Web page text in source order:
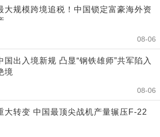
大规模跨境追税！中国锁定富豪海外资
08-06
国出入境新规 凸显“钢铁雄师”共军陷入
境
08-06
大转变 中国最顶尖战机产量辗压F-22